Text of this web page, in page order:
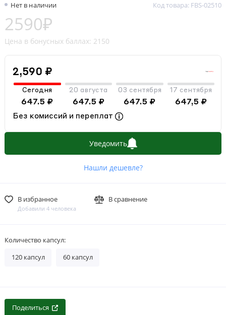
Нет в наличии Код товара: FBS-02510
2590₽
Цена в бонусных баллах: 2150
2,590 ₽
Сегодня
647.5 ₽
20 августа
647.5 ₽
03 сентября
647.5 ₽
17 сентября
647,5 ₽
Без комиссий и переплат
Уведомить
Нашли дешевле?
В избранное
Добавили 4 человека
В сравнение
Количество капсул:
120 капсул 60 капсул
Поделиться